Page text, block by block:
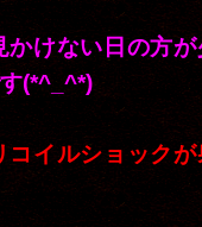
けない日の方
(*^_^*)
コイルショック